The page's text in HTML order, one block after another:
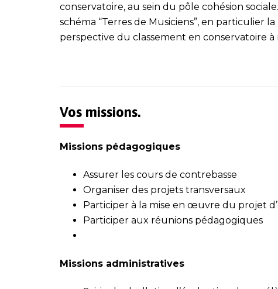
conservatoire, au sein du pôle cohésion
schéma “Terres de Musiciens”, en particulier
perspective du classement en conservatoire
Vos missions.
Missions pédagogiques
Assurer les cours de contrebasse
Organiser des projets transversaux
Participer à la mise en œuvre du projet
Participer aux réunions pédagogiques
Missions administratives